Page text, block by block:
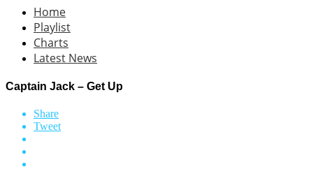
Home
Playlist
Charts
Latest News
Captain Jack – Get Up
Share
Tweet